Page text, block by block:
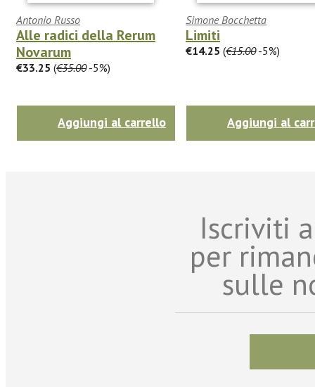
Antonio Russo
Alle radici della Rerum
Novarum
€33.25 (€35.00-5%)
Aggiungi al carrello
Simone Bocchetta
Limiti
€14.25 (€15.00-5%)
Aggiungi al
Iscriviti
per
sulle